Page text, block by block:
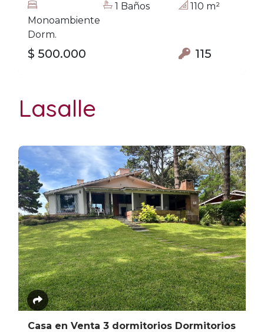
Monoambiente
Dorm.
1 Baños 110 m²
$ 500.000 115
Lasalle
Casa en Venta 3 dormitorios Dormitorios